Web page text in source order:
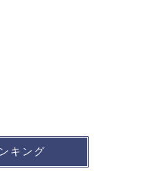
キング